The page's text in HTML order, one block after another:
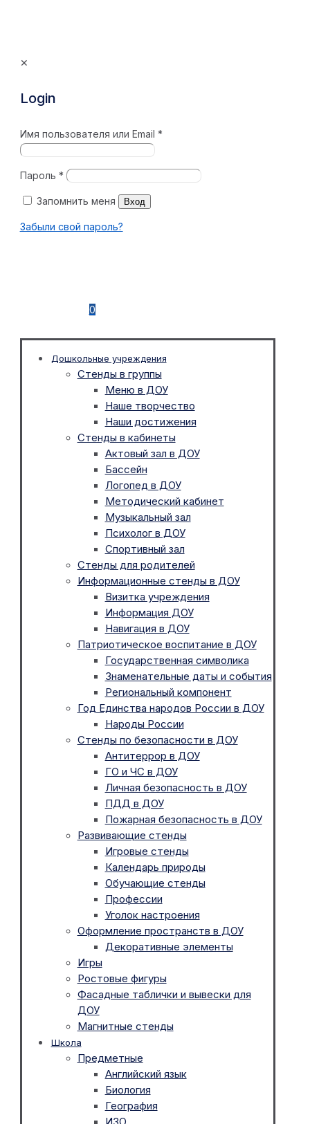
✕
Login
Имя пользователя или Email *
Пароль *
Запомнить меня Вход
Забыли свой пароль?
0
Дошкольные учреждения
Стенды в группы
Меню в ДОУ
Наше творчество
Наши достижения
Стенды в кабинеты
Актовый зал в ДОУ
Бассейн
Логопед в ДОУ
Методический кабинет
Музыкальный зал
Психолог в ДОУ
Спортивный зал
Стенды для родителей
Информационные стенды в ДОУ
Визитка учреждения
Информация ДОУ
Навигация в ДОУ
Патриотическое воспитание в ДОУ
Государственная символика
Знаменательные даты и события
Региональный компонент
Год Единства народов России в ДОУ
Народы России
Стенды по безопасности в ДОУ
Антитеррор в ДОУ
ГО и ЧС в ДОУ
Личная безопасность в ДОУ
ПДД в ДОУ
Пожарная безопасность в ДОУ
Развивающие стенды
Игровые стенды
Календарь природы
Обучающие стенды
Профессии
Уголок настроения
Оформление пространств в ДОУ
Декоративные элементы
Игры
Ростовые фигуры
Фасадные таблички и вывески для
ДОУ
Магнитные стенды
Школа
Предметные
Английский язык
Биология
География